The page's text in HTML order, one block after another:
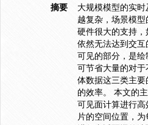
摘要
大规模模型的实
越复杂，场景模
硬件很大的支持
依然无法达到交
可见的部分，是
可节省大量的对
体数据这三类主
的效率。 本文的
可见面计算进行
片的空间位置，